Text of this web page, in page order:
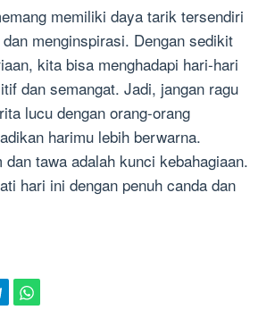
memiliki daya tarik tersendiri
menginspirasi. Dengan sedikit
kita bisa menghadapi hari-hari
dan semangat. Jadi, jangan ragu
lucu dengan orang-orang
harimu lebih berwarna.
tawa adalah kunci kebahagiaan.
hari ini dengan penuh canda dan